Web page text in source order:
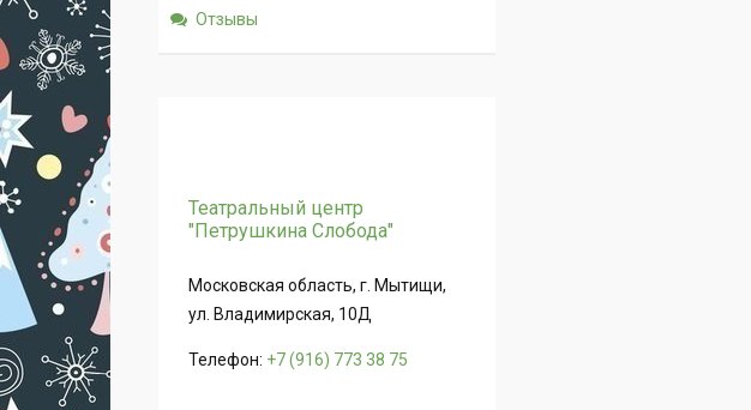
Отзывы
Театральный центр
"Петрушкина Слобода"
Московская область, г. Мытищи,
ул. Владимирская, 10Д
Телефон: +7 (916) 773 38 75